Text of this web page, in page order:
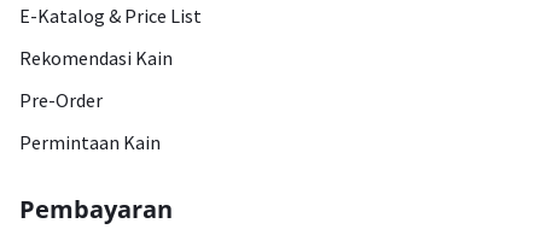
E-Katalog & Price List
Rekomendasi Kain
Pre-Order
Permintaan Kain
Pembayaran